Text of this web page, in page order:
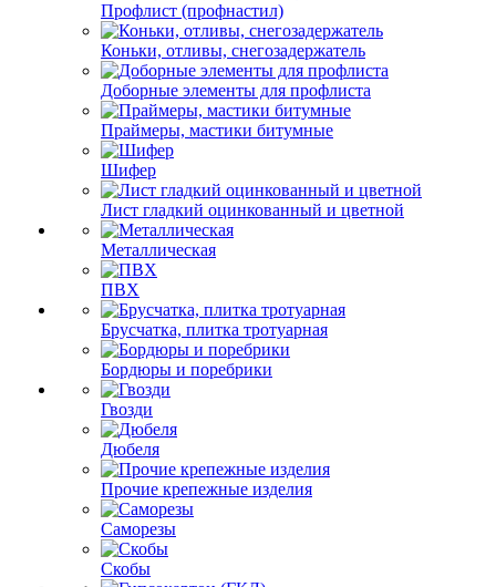
Профлист (профнастил)
Коньки, отливы, снегозадержатель
Доборные элементы для профлиста
Праймеры, мастики битумные
Шифер
Лист гладкий оцинкованный и цветной
Металлическая
ПВХ
Брусчатка, плитка тротуарная
Бордюры и поребрики
Гвозди
Дюбеля
Прочие крепежные изделия
Саморезы
Скобы